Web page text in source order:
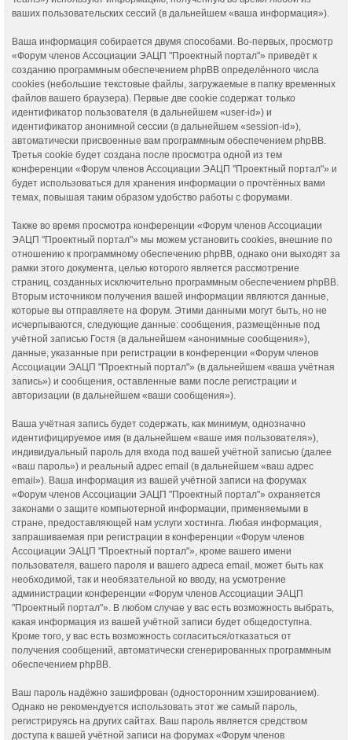
ваших пользовательских сессий (в дальнейшем «ваша информация»).
Ваша информация собирается двумя способами. Во-первых, просмотр
«Форум членов Ассоциации ЭАЦП "Проектный портал"» приведёт к
созданию программным обеспечением phpBB определённого числа
cookies (небольшие текстовые файлы, загружаемые в папку временных
файлов вашего браузера). Первые две cookie содержат только
идентификатор пользователя (в дальнейшем «user-id») и
идентификатор анонимной сессии (в дальнейшем «session-id»),
автоматически присвоенные вам программным обеспечением phpBB.
Третья cookie будет создана после просмотра одной из тем
конференции «Форум членов Ассоциации ЭАЦП "Проектный портал"» и
будет использоваться для хранения информации о прочтённых вами
темах, повышая таким образом удобство работы с форумами.
Также во время просмотра конференции «Форум членов Ассоциации
ЭАЦП "Проектный портал"» мы можем установить cookies, внешние по
отношению к программному обеспечению phpBB, однако они выходят за
рамки этого документа, целью которого является рассмотрение
страниц, созданных исключительно программным обеспечением phpBB.
Вторым источником получения вашей информации являются данные,
которые вы отправляете на форум. Этими данными могут быть, но не
исчерпываются, следующие данные: сообщения, размещённые под
учётной записью Гостя (в дальнейшем «анонимные сообщения»),
данные, указанные при регистрации в конференции «Форум членов
Ассоциации ЭАЦП "Проектный портал"» (в дальнейшем «ваша учётная
запись») и сообщения, оставленные вами после регистрации и
авторизации (в дальнейшем «ваши сообщения»).
Ваша учётная запись будет содержать, как минимум, однозначно
идентифицируемое имя (в дальнейшем «ваше имя пользователя»),
индивидуальный пароль для входа под вашей учётной записью (далее
«ваш пароль») и реальный адрес email (в дальнейшем «ваш адрес
email»). Ваша информация из вашей учётной записи на форумах
«Форум членов Ассоциации ЭАЦП "Проектный портал"» охраняется
законами о защите компьютерной информации, применяемыми в
стране, предоставляющей нам услуги хостинга. Любая информация,
запрашиваемая при регистрации в конференции «Форум членов
Ассоциации ЭАЦП "Проектный портал"», кроме вашего имени
пользователя, вашего пароля и вашего адреса email, может быть как
необходимой, так и необязательной ко вводу, на усмотрение
администрации конференции «Форум членов Ассоциации ЭАЦП
"Проектный портал"». В любом случае у вас есть возможность выбрать,
какая информация из вашей учётной записи будет общедоступна.
Кроме того, у вас есть возможность согласиться/отказаться от
получения сообщений, автоматически сгенерированных программным
обеспечением phpBB.
Ваш пароль надёжно зашифрован (односторонним хэшированием).
Однако не рекомендуется использовать этот же самый пароль,
регистрируясь на других сайтах. Ваш пароль является средством
доступа к вашей учётной записи на форумах «Форум членов